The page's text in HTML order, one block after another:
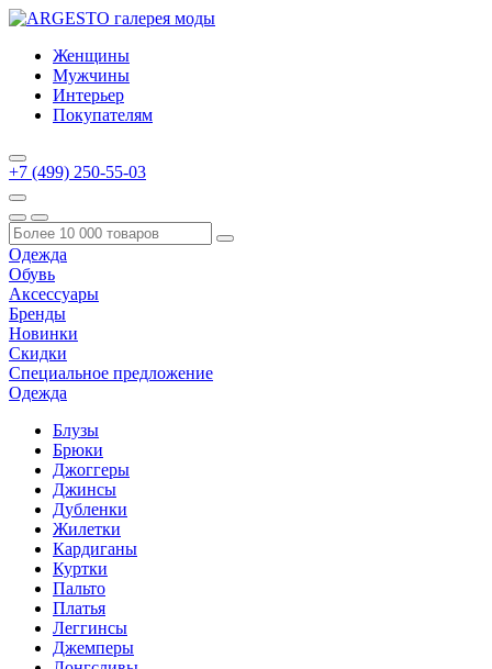
Женщины
Мужчины
Интерьер
Покупателям
+7 (499) 250-55-03
Одежда
Обувь
Аксессуары
Бренды
Новинки
Скидки
Специальное предложение
Одежда
Блузы
Брюки
Джоггеры
Джинсы
Дубленки
Жилетки
Кардиганы
Куртки
Пальто
Платья
Леггинсы
Джемперы